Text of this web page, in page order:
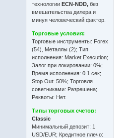
технологииECN-NDD, без
вмешательства дилера и
минуя человеческий фактор.
Торговые условия:
Торговые инструменты: Forex
(54), Металлы (2); Тип
исполнения: Market Execution;
Залог при локировании: 0%;
Время исполнения: 0.1 сек;
Stop Out: 50%; Торговля
советниками: Разрешена;
Реквоты: Нет.
Типы торговых счетов:
Classic
Минимальный депозит: 1
USD/EUR; Кредитное плечо: